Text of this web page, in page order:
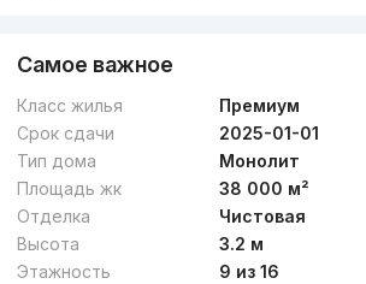
Самое важное
Класс жилья
Премиум
Срок сдачи
2025-01-01
Тип дома
Монолит
Площадь жк
38 000 м²
Отделка
Чистовая
Высота
3.2 м
Этажность
9 из 16